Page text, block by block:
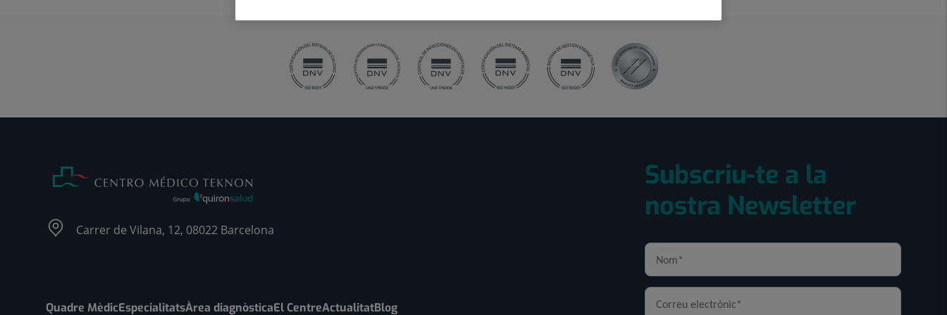
Carrer de Vilana, 12, 08022 Barcelona
Quadre MèdicEspecialitatsÀrea diagnòsticaEl CentreActualitatBlog
Subscriu-te a la
nostra Newsletter